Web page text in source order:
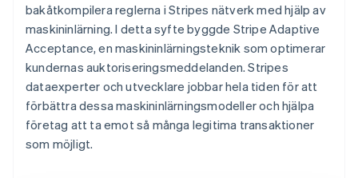
bakåtkompilera reglerna i Stripes nätverk med hjälp av
maskininlärning. I detta syfte byggde Stripe Adaptive
Acceptance, en maskininlärningsteknik som optimerar
kundernas auktoriseringsmeddelanden. Stripes
dataexperter och utvecklare jobbar hela tiden för att
förbättra dessa maskininlärningsmodeller och hjälpa
företag att ta emot så många legitima transaktioner
som möjligt.